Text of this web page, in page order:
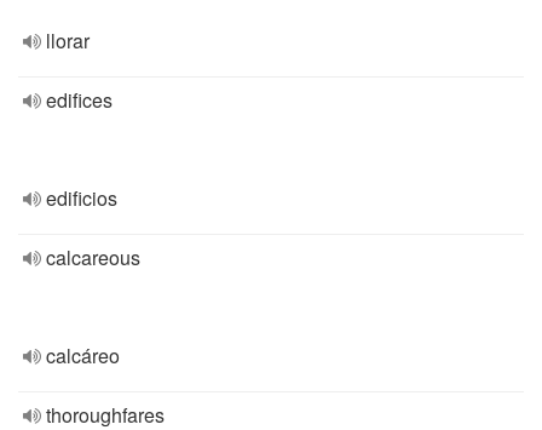
llorar
edifices
edificios
calcareous
calcáreo
thoroughfares